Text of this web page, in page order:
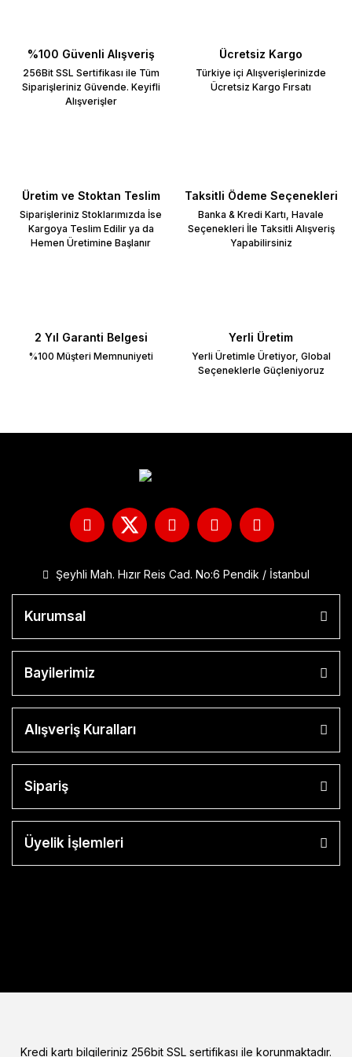
%100 Güvenli Alışveriş
256Bit SSL Sertifikası ile Tüm
Siparişleriniz Güvende. Keyifli
Alışverişler
Ücretsiz Kargo
Türkiye içi Alışverişlerinizde
Ücretsiz Kargo Fırsatı
Üretim ve Stoktan Teslim
Siparişleriniz Stoklarımızda İse
Kargoya Teslim Edilir ya da
Hemen Üretimine Başlanır
Taksitli Ödeme Seçenekleri
Banka & Kredi Kartı, Havale
Seçenekleri İle Taksitli Alışveriş
Yapabilirsiniz
2 Yıl Garanti Belgesi
%100 Müşteri Memnuniyeti
Yerli Üretim
Yerli Üretimle Üretiyor, Global
Seçeneklerle Güçleniyoruz
Şeyhli Mah. Hızır Reis Cad. No:6 Pendik / İstanbul
Kurumsal
Bayilerimiz
Alışveriş Kuralları
Sipariş
Üyelik İşlemleri
Kredi kartı bilgileriniz 256bit SSL sertifikası ile korunmaktadır.